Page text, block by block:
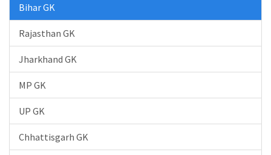
Bihar GK
Rajasthan GK
Jharkhand GK
MP GK
UP GK
Chhattisgarh GK